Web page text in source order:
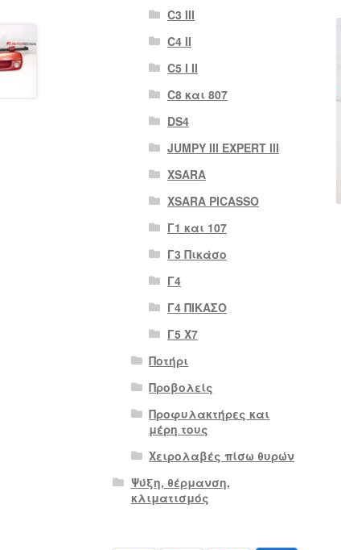
C3 III
C4 II
C5 I II
C8 και 807
DS4
JUMPY III EXPERT III
XSARA
XSARA PICASSO
Γ1 και 107
Γ3 Πικάσο
Γ4
Γ4 ΠΙΚΑΣΟ
Γ5 Χ7
Ποτήρι
Προβολείς
Προφυλακτήρες και
μέρη τους
Χειρολαβές πίσω θυρών
Ψύξη, θέρμανση,
κλιματισμός